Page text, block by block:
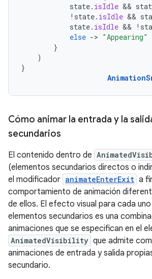
state. isIdle &&
! state. isIdle &&
state. isIdle && !
else -> "Appearing"
}
)
}
Cómo animar la entrada y la
secundarios
El contenido dentro de
(elementos secundarios directos o
el modificador animateEnterExit a
comportamiento de animación
de ellos. El efecto visual para cada
elementos secundarios es una
animaciones que se especifican en el
AnimatedVisibility que admite
animaciones de entrada y salida
secundario.